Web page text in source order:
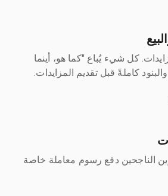
كل شيء يُباع "كما هو، أينما
كاملةً قبل تقديم المزايدات.
الناجحين دفع رسوم معاملة خاصة